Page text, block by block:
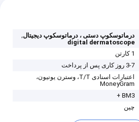
درماتوسکوپ دستی ، درماتوسکوپ دیجیتال,
digital dermatoscope
1 کارتن
3-7 روز کاری پس از پرداخت
اعتبارات اسنادی T/T، وسترن یونیون،
MoneyGram
BM3 +
چين